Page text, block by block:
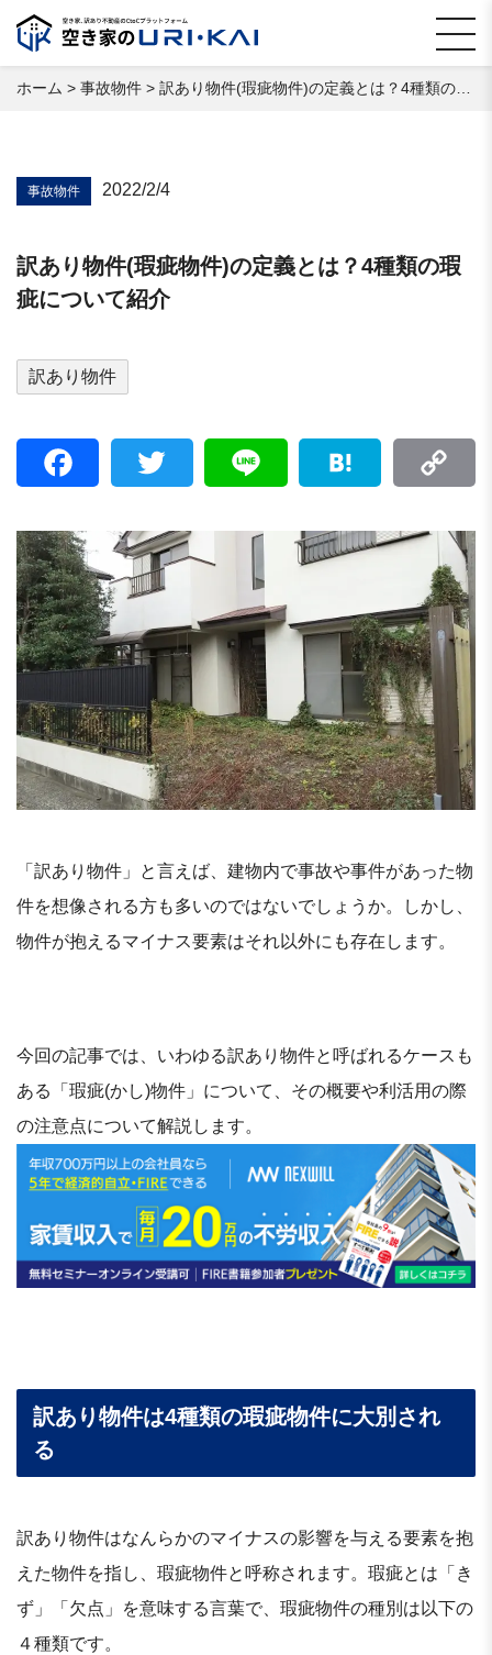
ホーム > 事故物件 > 訳あり物件(瑕疵物件)の定義とは？4種類の瑕疵について紹介
事故物件 2022/2/4
訳あり物件(瑕疵物件)の定義とは？4種類の瑕
疵について紹介
訳あり物件
Facebook Twitter Hatena
「訳あり物件」と言えば、建物内で事故や事件があった物
件を想像される方も多いのではないでしょうか。しかし、
物件が抱えるマイナス要素はそれ以外にも存在します。
今回の記事では、いわゆる訳あり物件と呼ばれるケースも
ある「瑕疵(かし)物件」について、その概要や利活用の際
の注意点について解説します。
訳あり物件は4種類の瑕疵物件に大別され
る
訳あり物件はなんらかのマイナスの影響を与える要素を抱
えた物件を指し、瑕疵物件と呼称されます。瑕疵とは「き
ず」「欠点」を意味する言葉で、瑕疵物件の種別は以下の
４種類です。